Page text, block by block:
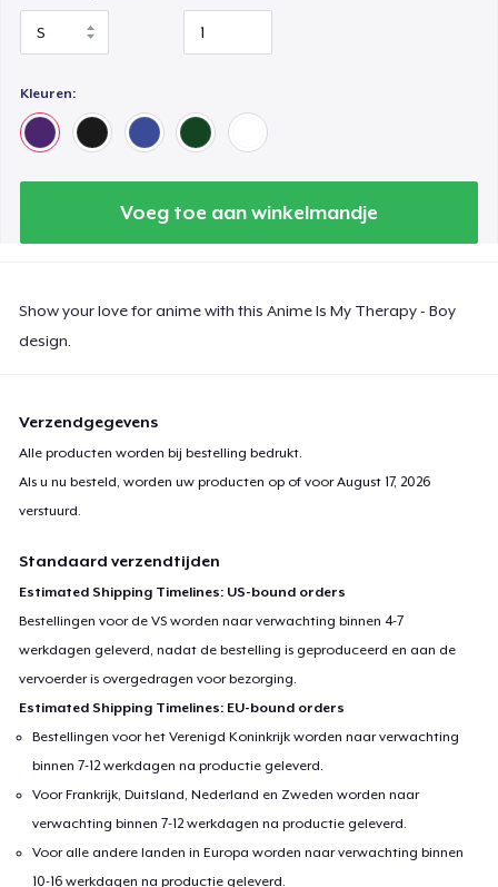
Kleuren:
Voeg toe aan winkelmandje
Show your love for anime with this Anime Is My Therapy - Boy
design.
Verzendgegevens
Alle producten worden bij bestelling bedrukt.
Als u nu besteld, worden uw producten op of voorAugust 17, 2026
verstuurd.
Standaard verzendtijden
Estimated Shipping Timelines: US-bound orders
Bestellingen voor de VS worden naar verwachting binnen 4-7
werkdagen geleverd, nadat de bestelling is geproduceerd en aan de
vervoerder is overgedragen voor bezorging.
Estimated Shipping Timelines: EU-bound orders
Bestellingen voor het Verenigd Koninkrijk worden naar verwachting
binnen 7-12 werkdagen na productie geleverd.
Voor Frankrijk, Duitsland, Nederland en Zweden worden naar
verwachting binnen 7-12 werkdagen na productie geleverd.
Voor alle andere landen in Europa worden naar verwachting binnen
10-16 werkdagen na productie geleverd.